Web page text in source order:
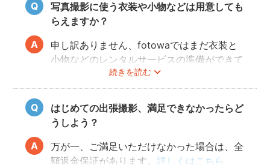
フォトグラファーの都合により、ご希望の変
更日に対応できないこともありますので、あ
らかじめ開花予想を確認しながら撮影日を決
めることをオススメいたします。
写真撮影に使う衣装や小物などは用意しても
らえますか？
続きを読む
申し訳ありません、fotowaではまだ衣装と
小物などのレンタルサービスの準備ができて
おりませんので、お客様ご自身にご用意をお
願いしております。
はじめての出張撮影、満足できなかったらど
うしよう？
万が一、ご満足いただけなかった場合は、全
額返金保証があります。詳しくはこちら